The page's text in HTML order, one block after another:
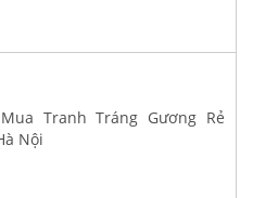
Tranh Tráng Gương Rẻ
Nội